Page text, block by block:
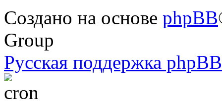
Создано на основе phpBB
Group
Русская поддержка phpBB